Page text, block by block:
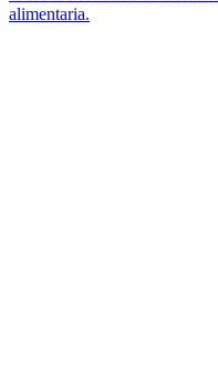
alimentaria.